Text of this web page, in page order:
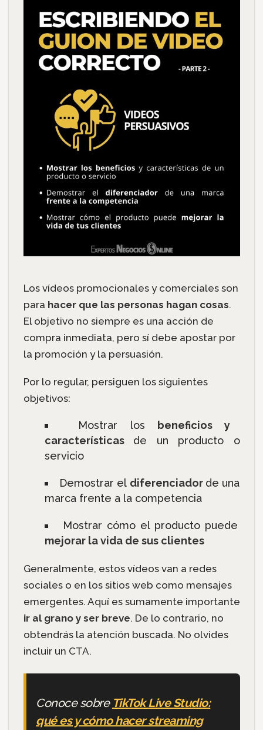
Los vídeos promocionales y comerciales son
para hacer que las personas hagan cosas.
El objetivo no siempre es una acción de
compra inmediata, pero sí debe apostar por
la promoción y la persuasión.
Por lo regular, persiguen los siguientes
objetivos:
Mostrar los beneficios y
características de un producto o
servicio
Demostrar el diferenciador de una
marca frente a la competencia
Mostrar cómo el producto puede
mejorar la vida de sus clientes
Generalmente, estos vídeos van a redes
sociales o en los sitios web como mensajes
emergentes. Aquí es sumamente importante
ir al grano y ser breve. De lo contrario, no
obtendrás la atención buscada. No olvides
incluir un CTA.
Conoce sobre TikTok Live Studio:
qué es y cómo hacer streaming